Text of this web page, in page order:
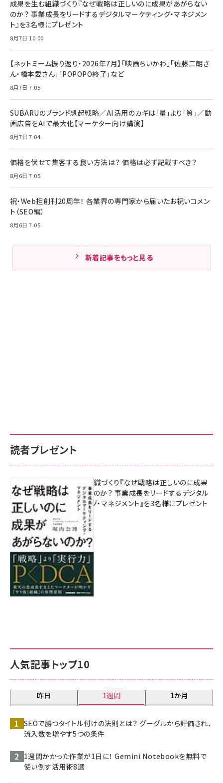
成果を生む組織づくり『なぜ戦略は正しいのに成果があがらない
のか？ 事業成長をリードするデジタルマーケティング・マネジメン
ト』を3名様にプレゼント
8月7日 10:00
【ネットミーム振り返り・2026年7月】「映画ちいかわ」「佐藤二朗さ
ん・橋本愛さん」「POPOPO終了」など
8月7日 7:05
SUBARUのブランド想起戦略／AI活用のカギは「量」より「質」／動
画広告をAIで最大化【マーケター向け講演】
8月7日 7:04
価格を伏せて集客する良い方法は？ 価格は必ず記載すべき？
8月6日 7:05
祝・Web担創刊20周年！ 各業界の専門家から届いたお祝いコメン
ト（SEO編）
8月6日 7:05
新着記事をもっと見る
人気記事トップ10
昨日 1週間 1か月
SEOで勝つタイトル付けの法則とは？ グーグルから評価され、
流入数を増やす5つの条件
1週間かかった作業が1日に！ Gemini Notebookを無料で
使い倒す活用術8選
読者プレゼント
成果を生む組織づくり『なぜ戦略は正しいのに成果
があがらないのか？ 事業成長をリードするデジタル
マーケティング・マネジメント』を3名様にプレゼント
8月7日 10:00